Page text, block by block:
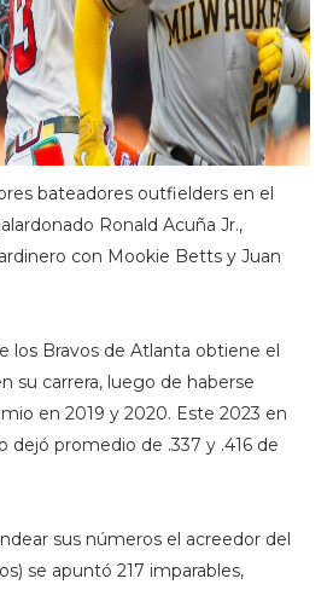
bateadores outfielders en el
Ronald Acuña Jr.,
con Mookie Betts y Juan
los Bravos de Atlanta obtiene el
su carrera, luego de haberse
en 2019 y 2020. Este 2023 en
dejó promedio de .337 y .416 de
sus números el acreedor del
se apuntó 217 imparables,